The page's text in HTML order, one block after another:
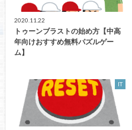
2020.11.22
トゥーンブラストの始め方【中高
年向けおすすめ無料パズルゲー
ム】
IT